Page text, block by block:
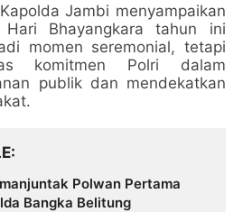
Jambi menyampaikan
Bhayangkara tahun ini
momen seremonial, tetapi
komitmen Polri dalam
publik dan mendekatkan
Polwan Pertama
Bangka Belitung